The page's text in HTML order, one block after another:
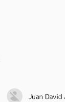
Juan David